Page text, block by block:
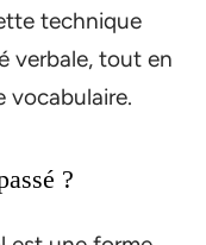
technique
verbale, tout en
vocabulaire.
?